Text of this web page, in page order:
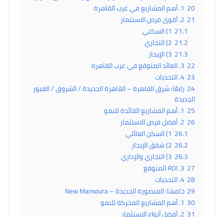
20 1. أهم المشاريع في غرب القاهرة
21 2. أقوى فرص الاستثمار
21.1 1) السكني
21.2 2) التجاري
21.3 3) الإيجار
22 3. العائد المتوقع في غرب القاهرة
23 4. التحديات
24 رابعًا: شرق القاهرة – القاهرة الجديدة / الشروق / العبور
الجديدة
25 1. أهم المشاريع القائدة للنمو
26 2. أفضل فرص الاستثمار
26.1 1) السكن العائلي
26.2 2) شقق الإيجار
26.3 3) التجاري والإداري
27 3. ROI المتوقع
28 4. التحديات
29 خامسًا: المنصورة الجديدة – New Mansoura
30 1. أهم المشاريع المحركة للنمو
31 2. أفضل أنواع الاستثمار